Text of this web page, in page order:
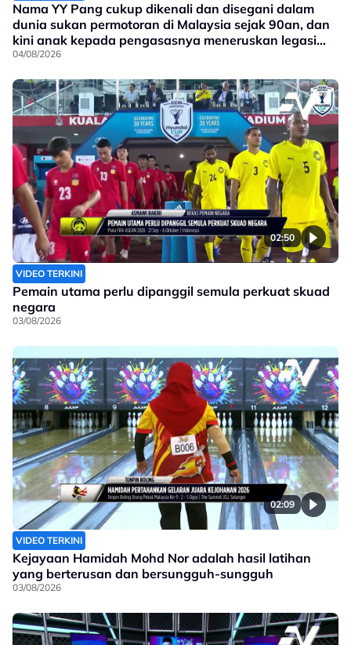
Nama YY Pang cukup dikenali dan disegani dalam
dunia sukan permotoran di Malaysia sejak 90an, dan
kini anak kepada pengasasnya meneruskan legasi
yang telah ditinggalkan
04/08/2026
02:50
VIDEO TERKINI
Pemain utama perlu dipanggil semula perkuat skuad
negara
03/08/2026
02:09
VIDEO TERKINI
Kejayaan Hamidah Mohd Nor adalah hasil latihan
yang berterusan dan bersungguh-sungguh
03/08/2026